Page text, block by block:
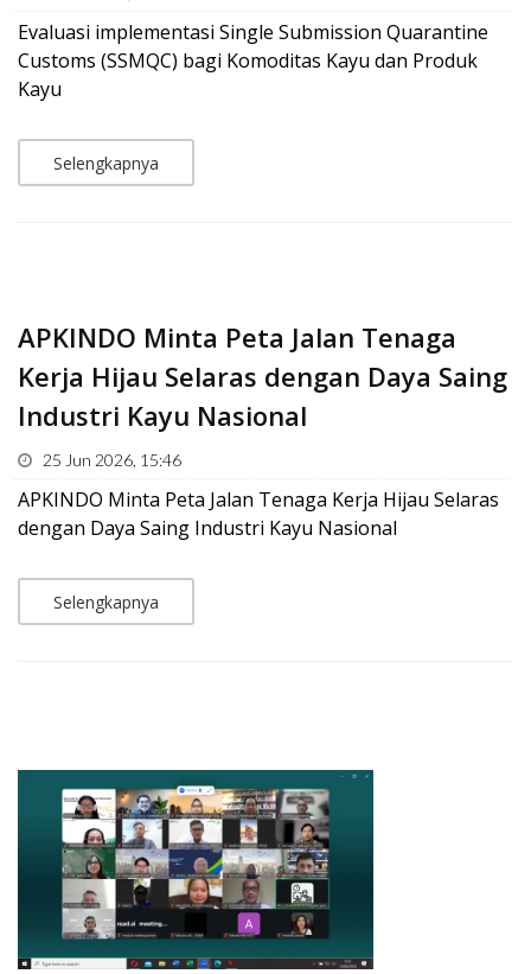
Evaluasi implementasi Single Submission Quarantine
Customs (SSMQC) bagi Komoditas Kayu dan Produk
Kayu
Selengkapnya
APKINDO Minta Peta Jalan Tenaga
Kerja Hijau Selaras dengan Daya Saing
Industri Kayu Nasional
25 Jun 2026, 15:46
APKINDO Minta Peta Jalan Tenaga Kerja Hijau Selaras
dengan Daya Saing Industri Kayu Nasional
Selengkapnya